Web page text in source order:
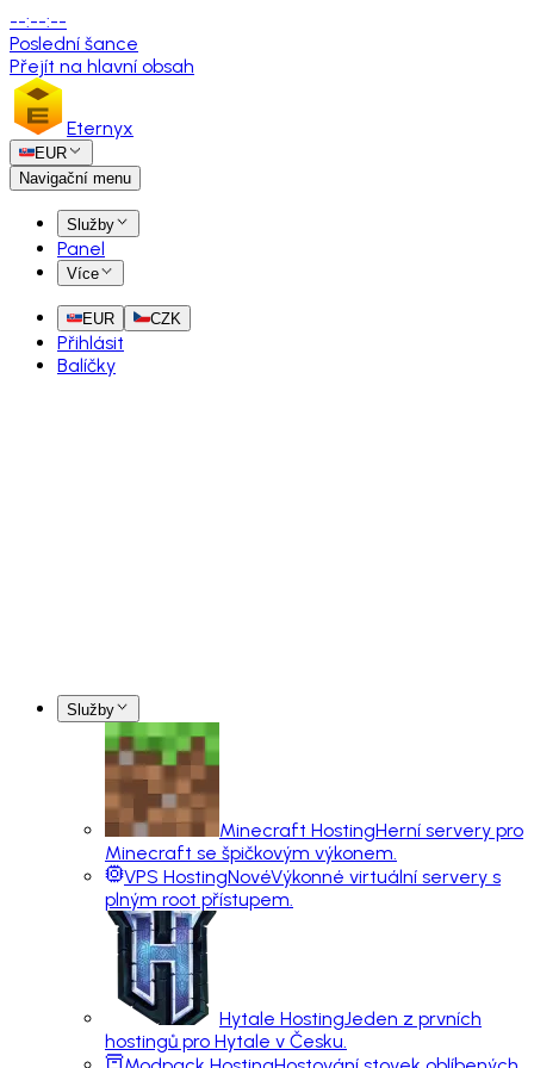
--:--:--
Poslední šance
Přejít na hlavní obsah
Eternyx
EUR
Navigační menu
Služby
Panel
Více
EUR CZK
Přihlásit
Balíčky
Služby
Minecraft HostingHerní servery pro
Minecraft se špičkovým výkonem.
VPS HostingNovéVýkonné virtuální servery s
plným root přístupem.
Hytale HostingJeden z prvních
hostingů pro Hytale v Česku.